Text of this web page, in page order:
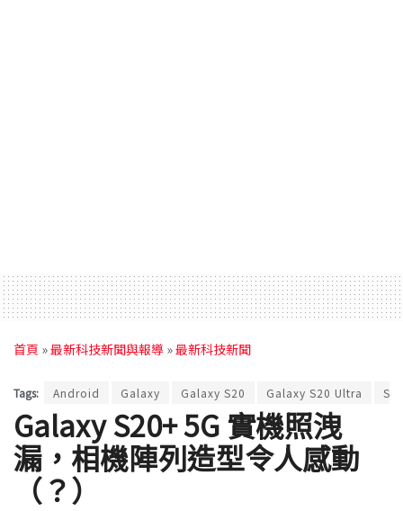
首頁 »最新科技新聞與報導 »最新科技新聞
Tags: Android Galaxy Galaxy S20 Galaxy S20 Ultra
Galaxy S20+ 5G 實機照洩
漏，相機陣列造型令人感動
（？）